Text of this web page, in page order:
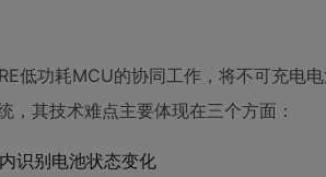
低功耗MCU的协同工作，将不可充电
其技术难点主要体现在三个方面：
识别电池状态变化